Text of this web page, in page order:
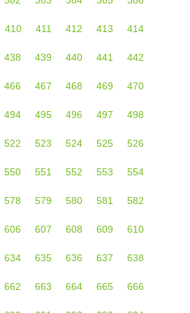
410 411 412 413 414
438 439 440 441 442
466 467 468 469 470
494 495 496 497 498
522 523 524 525 526
550 551 552 553 554
578 579 580 581 582
606 607 608 609 610
634 635 636 637 638
662 663 664 665 666